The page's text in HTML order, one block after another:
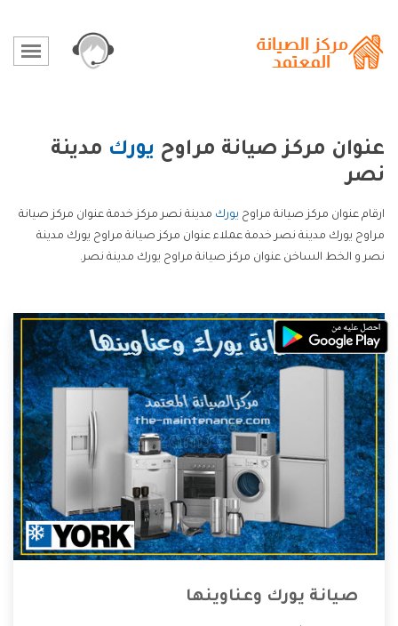
عنوان مركز صيانة مراوح يورك مدينة
نصر
ارقام عنوان مركز صيانة مراوح يورك مدينة نصر مركز خدمة عنوان مركز صيانة
مراوح يورك مدينة نصر خدمة عملاء عنوان مركز صيانة مراوح يورك مدينة
نصر و الخط الساخن عنوان مركز صيانة مراوح يورك مدينة نصر.
صيانة يورك وعناوينها